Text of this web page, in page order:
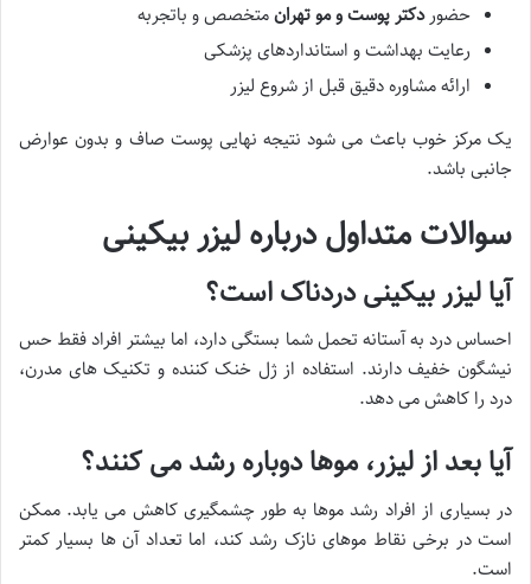
حضوردکتر پوست و مو تهرانمتخصص و باتجربه
رعایت بهداشت و استانداردهای پزشکی
ارائه مشاوره دقیق قبل از شروع لیزر
یک مرکز خوب باعث می شود نتیجه نهایی پوست صاف و بدون عوارض
جانبی باشد.
سوالات متداول درباره لیزر بیکینی
آیا لیزر بیکینی دردناک است؟
احساس درد به آستانه تحمل شما بستگی دارد، اما بیشتر افراد فقط حس
نیشگون خفیف دارند. استفاده از ژل خنک کننده و تکنیک های مدرن،
درد را کاهش می دهد.
آیا بعد از لیزر، موها دوباره رشد می کنند؟
در بسیاری از افراد رشد موها به طور چشمگیری کاهش می یابد. ممکن
است در برخی نقاط موهای نازک رشد کند، اما تعداد آن ها بسیار کمتر
است.